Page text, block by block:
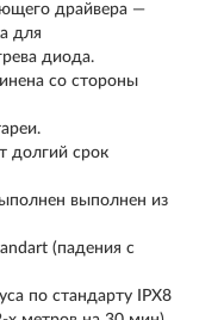
драйвера —
для
диода.
со стороны
долгий срок
выполнен из
(падения с
по стандарту IPX8